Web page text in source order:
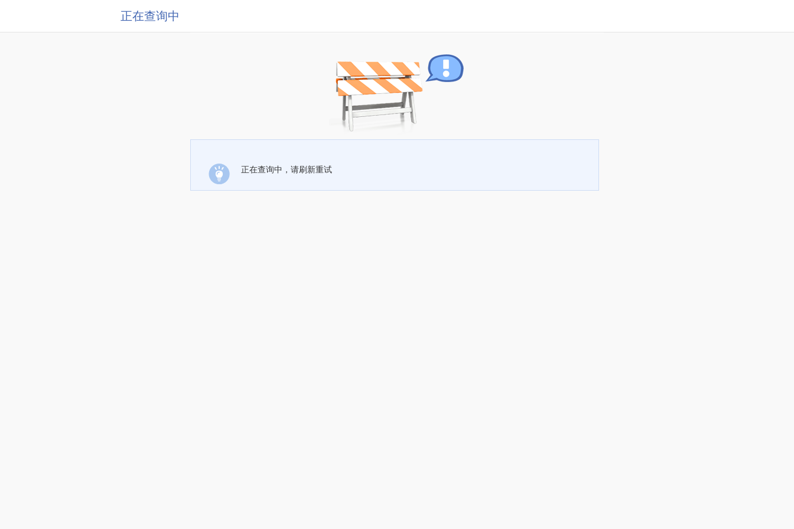
正在查询中
正在查询中，请刷新重试